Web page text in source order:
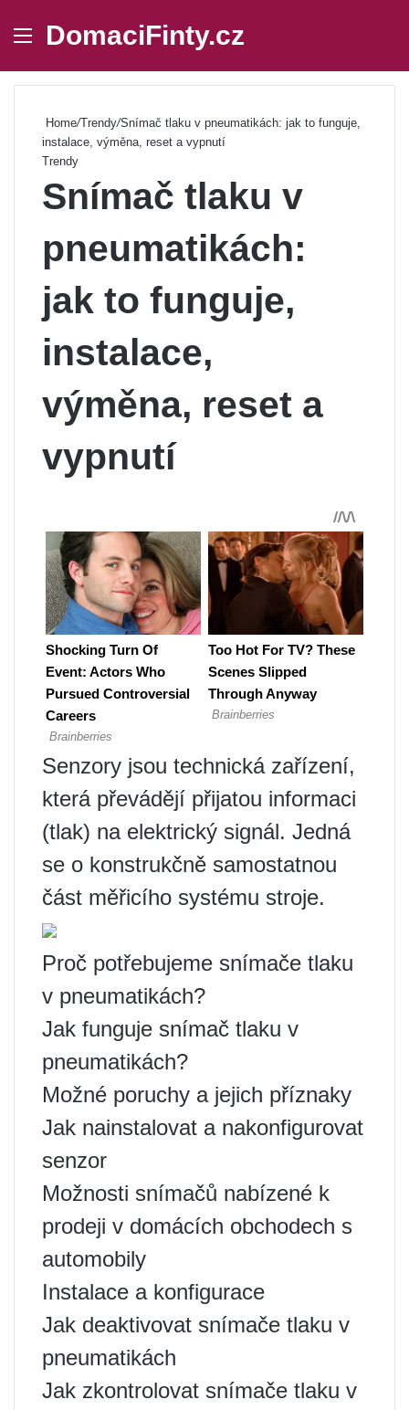
Menu
DomaciFinty.cz
Home/Trendy/Snímač tlaku v pneumatikách: jak to funguje,
instalace, výměna, reset a vypnutí
Trendy
Snímač tlaku v
pneumatikách:
jak to funguje,
instalace,
výměna, reset a
vypnutí
Senzory jsou technická zařízení,
která převádějí přijatou informaci
(tlak) na elektrický signál. Jedná
se o konstrukčně samostatnou
část měřicího systému stroje.
Proč potřebujeme snímače tlaku
v pneumatikách?
Jak funguje snímač tlaku v
pneumatikách?
Možné poruchy a jejich příznaky
Jak nainstalovat a nakonfigurovat
senzor
Možnosti snímačů nabízené k
prodeji v domácích obchodech s
automobily
Instalace a konfigurace
Jak deaktivovat snímače tlaku v
pneumatikách
Jak zkontrolovat snímače tlaku v